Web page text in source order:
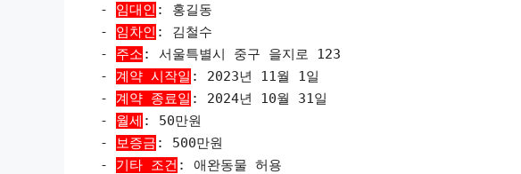
- 임대인 : 홍길동
- 임차인 : 김철수
- 주소 : 서울특별시 중구 을지로 123
- 계약 시작일 : 2023년 11월 1일
- 계약 종료일 : 2024년 10월 31일
- 월세 : 50만원
-
보증금 : 500만원
- 기타 조건 : 애완동물 허용